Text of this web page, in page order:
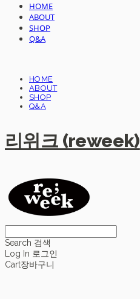
HOME
ABOUT
SHOP
Q&A
HOME
ABOUT
SHOP
Q&A
리위크 (reweek)
Search 검색
Log In 로그인
Cart장바구니